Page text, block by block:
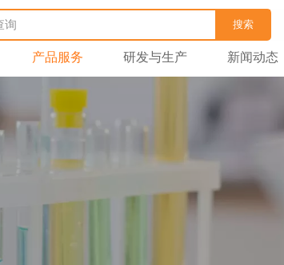
搜索
产品服务 研发与生产 新闻动态